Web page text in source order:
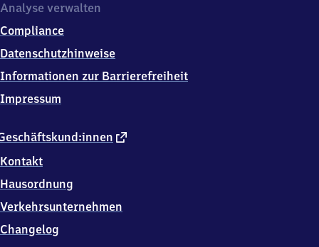
9
8
0
externer
Kontakt
Hausordnung
Verkehrsunternehmen
Changelog
Analyse verwalten
Compliance
Datenschutzhinweise
Informationen zur Barrierefreiheit
Impressum